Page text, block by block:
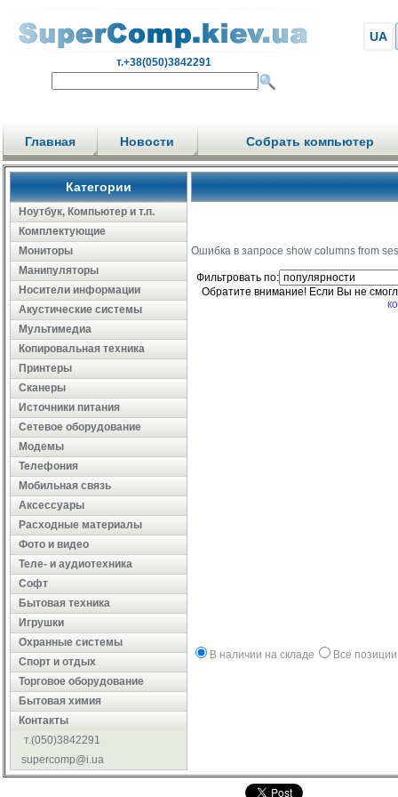
т.+38(050)3842291
UA
Главная Новости Собрать компьютер
Категории
Ноутбук, Компьютер и т.п.
Комплектующие
Мониторы
Манипуляторы
Носители информации
Акустические системы
Мультимедиа
Копировальная техника
Принтеры
Сканеры
Источники питания
Сетевое оборудование
Модемы
Телефония
Мобильная связь
Аксессуары
Расходные материалы
Фото и видео
Теле- и аудиотехника
Софт
Бытовая техника
Игрушки
Охранные системы
Cпорт и отдых
Торговое оборудование
Бытовая химия
Контакты
т.(050)3842291
supercomp@i.ua
Ошибка в запросе show columns from
Фильтровать по:
Обратите внимание! Если Вы не
В наличии на складе Все позиции